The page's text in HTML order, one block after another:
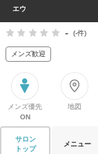
エウ
- (-件)
メンズ歓迎
メンズ優先
ON
地図
サロン
トップ
メニュー